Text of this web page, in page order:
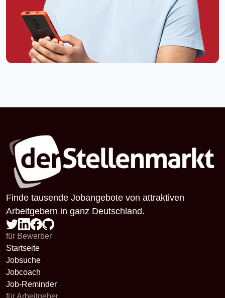
Finde tausende Jobangebote von attraktiven
Arbeitgebern in ganz Deutschland.
für Bewerber
Startseite
Jobsuche
Jobcoach
Job-Reminder